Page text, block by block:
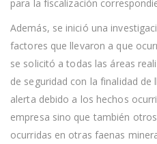
para la fiscalización
Además, se inició una
factores que llevaron a que
se solicitó a todas las áreas
de seguridad con la finalidad
alerta debido a los hechos
empresa sino que también
ocurridas en otras faenas